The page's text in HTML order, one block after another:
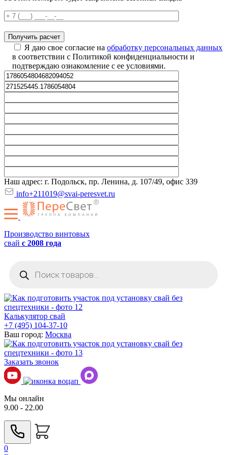
Я даю свое согласие на обработку персональных данных
в соответствии с Политикой конфиденциальности и
подтверждаю ознакомление с ее условиями.
Наш адрес: г. Подольск, пр. Ленина, д. 107/49, офис 339
info+211019@svai-peresvet.ru
Производство винтовых
свай с 2008 года
товаров
Калькулятор свай
+7 (495) 104-37-10
Ваш город: Москва
Заказать звонок
Мы онлайн
9.00 - 22.00
0